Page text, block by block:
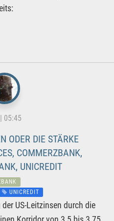
05:45
ODER DIE STÄRKE
COMMERZBANK,
UNICREDIT
UNICREDIT
US-Leitzinsen durch die